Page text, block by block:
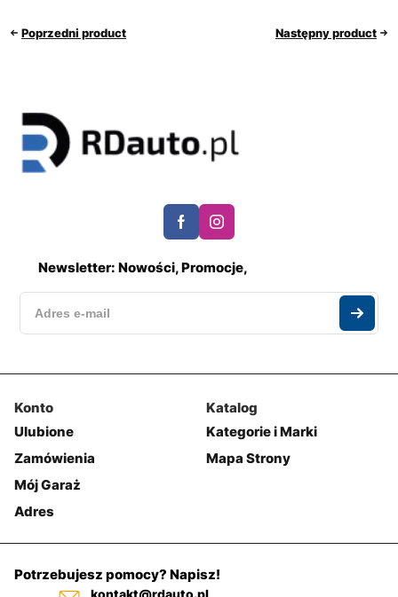
Poprzedni product Następny product
Newsletter: Nowości, Promocje,
Konto
Ulubione
Zamówienia
Mój Garaż
Adres
Katalog
Kategorie i Marki
Mapa Strony
Potrzebujesz pomocy? Napisz!
kontakt@rdauto.pl